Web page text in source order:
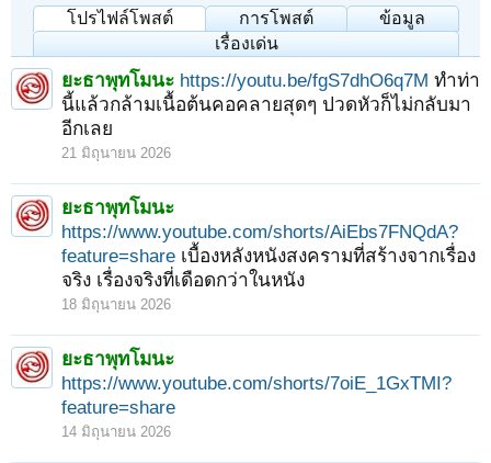
โปรไฟล์โพสต์ การโพสต์
ข้อมูล
เรื่องเด่น
ยะธาพุทโมนะ https://youtu.be/fgS7dhO6q7M ทำท่า
นี้แล้วกล้ามเนื้อต้นคอคลายสุดๆ ปวดหัวก็ไม่กลับมา
อีกเลย
21 มิถุนายน 2026
ยะธาพุทโมนะ
https://www.youtube.com/shorts/AiEbs7FNQdA?
feature=share เบื้องหลังหนังสงครามที่สร้างจากเรื่อง
จริง เรื่องจริงที่เดือดกว่าในหนัง
18 มิถุนายน 2026
ยะธาพุทโมนะ
https://www.youtube.com/shorts/7oiE_1GxTMI?
feature=share
14 มิถุนายน 2026